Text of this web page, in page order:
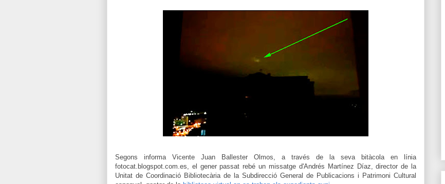
Segons informa Vicente Juan Ballester Olmos, a través de la seva bitàcola en línia
fotocat.blogspot.com.es, el gener passat rebé un missatge d'Andrés Martínez Díaz, director de la
Unitat de Coordinació Bibliotecària de la Subdirecció General de Publicacions i Patrimoni Cultural